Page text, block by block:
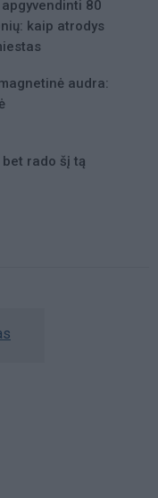
80
kaip atrodys
audra:
rado šį tą